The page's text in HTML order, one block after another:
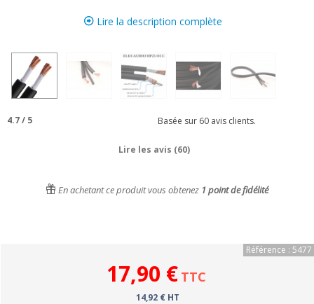
Lire la description complète
4.7/ 5 Basée sur 60avis clients.
Lire les avis (60)
En achetant ce produit vous obtenez 1 point de fidélité
Référence : 5477
17,90 € TTC
14,92 € HT